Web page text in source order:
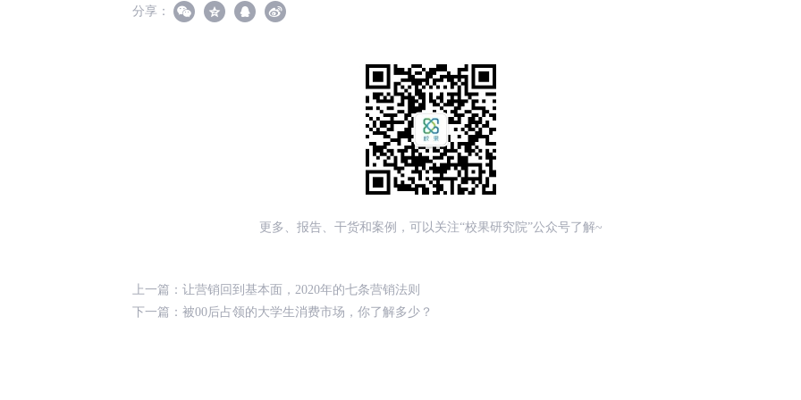
分享：
更多、报告、干货和案例，可以关注“校果研究院”公众号了解~
上一篇： 让营销回到基本面，2020年的七条营销法则
下一篇： 被00后占领的大学生消费市场，你了解多少？